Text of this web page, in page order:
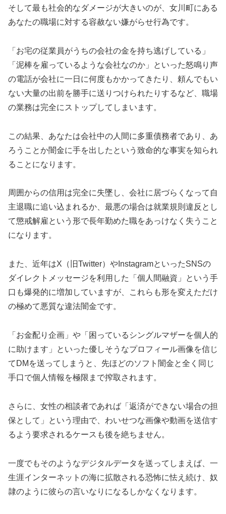
そして最も社会的なダメージが大きいのが、女川町にある
あなたの職場に対する容赦ない嫌がらせ行為です。
「お宅の従業員がうちの会社の金を持ち逃げしている」
「泥棒を雇っているような会社なのか」といった怒鳴り声
の電話が会社に一日に何度もかかってきたり、頼んでもい
ない大量の出前を勝手に送りつけられたりするなど、職場
の業務は完全にストップしてしまいます。
この結果、あなたは会社中の人間に多重債務者であり、あ
ろうことか闇金に手を出したという致命的な事実を知られ
ることになります。
周囲からの信用は完全に失墜し、会社に居づらくなって自
主退職に追い込まれるか、最悪の場合は就業規則違反とし
て懲戒解雇という形で長年勤めた職をあっけなく失うこと
になります。
また、近年はX（旧Twitter）やInstagramといったSNSの
ダイレクトメッセージを利用した「個人間融資」という手
口も爆発的に増加していますが、これらも形を変えただけ
の極めて悪質な違法闇金です。
「お金配り企画」や「困っているシングルマザーを個人的
に助けます」といった優しそうなプロフィール画像を信じ
てDMを送ってしまうと、先ほどのソフト闇金と全く同じ
手口で個人情報を極限まで搾取されます。
さらに、女性の相談者であれば「返済ができない場合の担
保として」という理由で、わいせつな画像や動画を送信す
るよう要求されるケースも後を絶ちません。
一度でもそのようなデジタルデータを送ってしまえば、一
生涯インターネットの海に拡散される恐怖に怯え続け、奴
隷のように彼らの言いなりになるしかなくなります。